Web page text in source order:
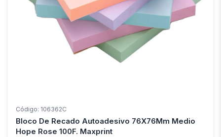
Código: 106362C
Bloco De Recado Autoadesivo 76X76Mm Medio
Hope Rose 100F. Maxprint